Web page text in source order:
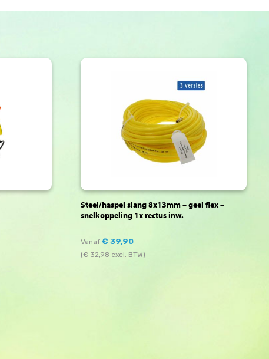
Steel/haspel slang 8x13mm – geel flex –
snelkoppeling 1x rectus inw.
Vanaf € 39,90
(€32,98 excl. BTW)